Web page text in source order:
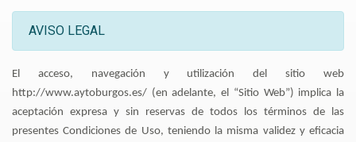
AVISO LEGAL
El acceso, navegación y utilización del sitio web
http://www.aytoburgos.es/ (en adelante, el “Sitio Web”) implica la
aceptación expresa y sin reservas de todos los términos de las
presentes Condiciones de Uso, teniendo la misma validez y eficacia